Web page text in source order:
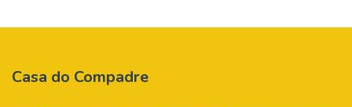
Casa do Compadre